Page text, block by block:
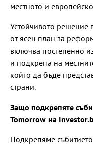
местното и
Устойчивото решение
от ясен план за
включва постепенно
и подкрепа на
който да бъде
страни.
Защо подкрепяте
Tomorrоw на
Подкрепяме